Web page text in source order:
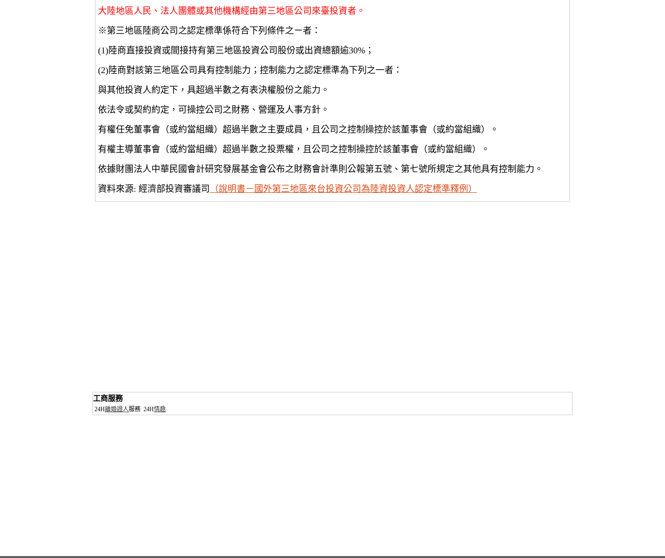
大陸地區人民、法人團體或其他機構經由第三地區公司來臺投資者。
※第三地區陸商公司之認定標準係符合下列條件之ㄧ者：
(1)陸商直接投資或間接持有第三地區投資公司股份或出資總額逾30%；
(2)陸商對該第三地區公司具有控制能力；控制能力之認定標準為下列之一者：
與其他投資人約定下，具超過半數之有表決權股份之能力。
依法令或契約約定，可操控公司之財務、營運及人事方針。
有權任免董事會（或約當組織）超過半數之主要成員，且公司之控制操控於該董事會（或約當組織）。
有權主導董事會（或約當組織）超過半數之投票權，且公司之控制操控於該董事會（或約當組織）。
依據財團法人中華民國會計研究發展基金會公布之財務會計準則公報第五號、第七號所規定之其他具有控制能力。
資料來源: 經濟部投資審議司
（說明書－國外第三地區來台投資公司為陸資投資人認定標準釋例）
工商服務
24H離婚證人服務 24H情趣